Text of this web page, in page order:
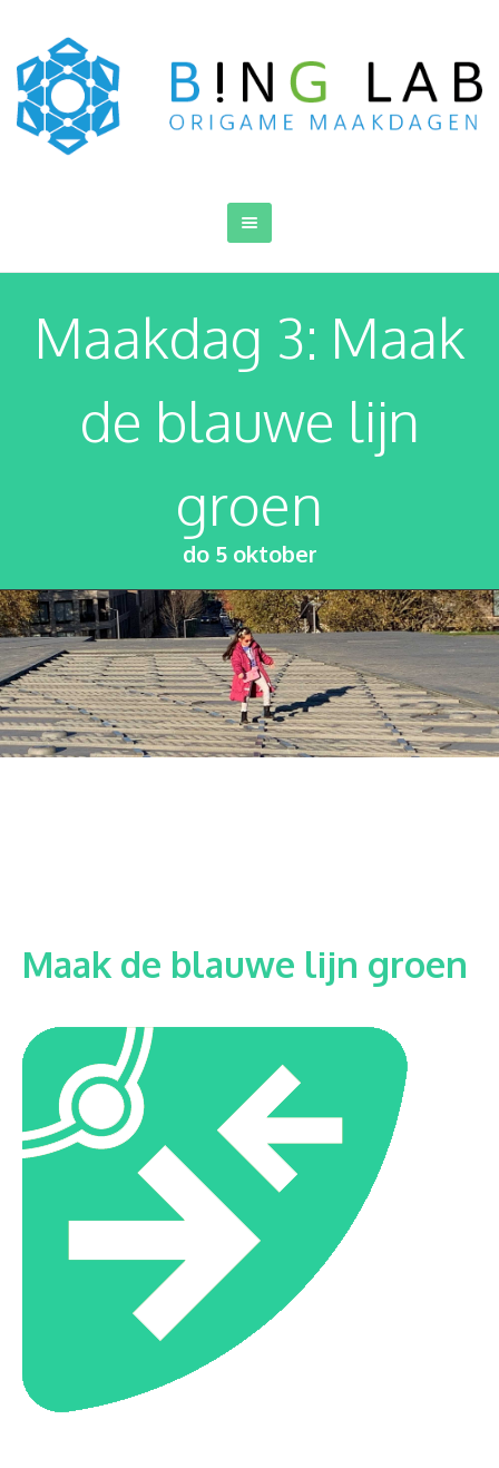
Maakdag 3: Maak
de blauwe lijn
groen
do 5 oktober
Maak de blauwe lijn groen